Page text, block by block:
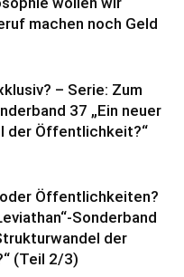
machen noch Geld
– Serie: Zum
37 „Ein neuer
der Öffentlichkeit?“
Öffentlichkeiten?
Sonderband
der
(Teil 2/3)